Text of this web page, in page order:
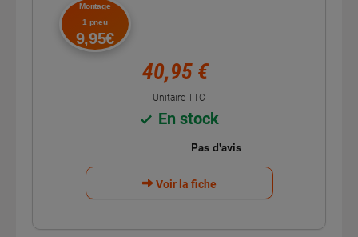
Montage
1 pneu
9,95€
40,95 €
Unitaire TTC
En stock
Voir la fiche